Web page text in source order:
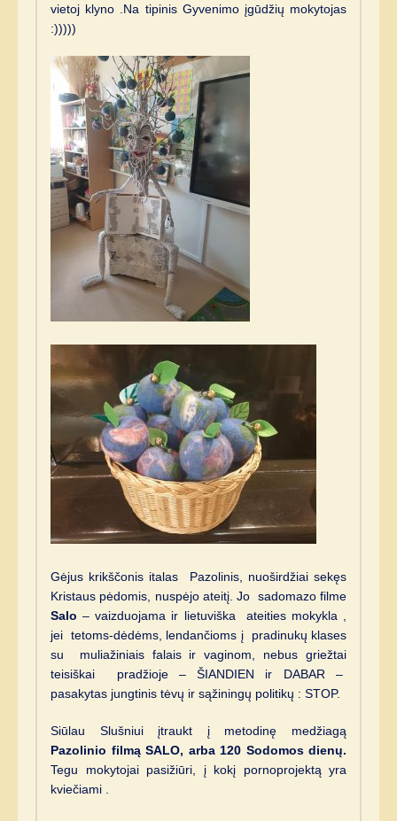
vietoj klyno .Na tipinis Gyvenimo įgūdžių mokytojas
:)))))
Gėjus krikščonis italas Pazolinis, nuoširdžiai sekęs
Kristaus pėdomis, nuspėjo ateitį. Jo sadomazo filme
Salo – vaizduojama ir lietuviška ateities mokykla ,
jei tetoms-dėdėms, lendančioms į pradinukų klases
su muliažiniais falais ir vaginom, nebus griežtai
teisiškai pradžioje – ŠIANDIEN ir DABAR –
pasakytas jungtinis tėvų ir sąžiningų politikų : STOP.
Siūlau Slušniui įtraukt į metodinę medžiagą
Pazolinio filmą SALO, arba 120 Sodomos dienų.
Tegu mokytojai pasižiūri, į kokį pornoprojektą yra
kviečiami .